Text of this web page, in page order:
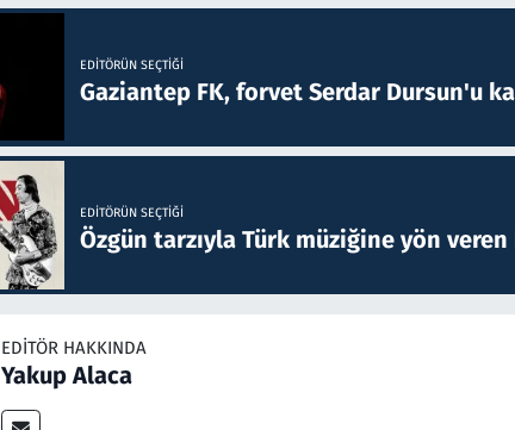
EDITÖRÜN SEÇTIĞI
Gaziantep FK, forvet Serdar Dursun'u
EDITÖRÜN SEÇTIĞI
Özgün tarzıyla Türk müziğine yön
EDITÖR HAKKINDA
Yakup Alaca